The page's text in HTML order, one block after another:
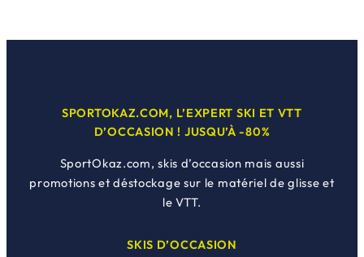
SPORTOKAZ.COM, L’EXPERT SKI ET VTT
D’OCCASION ! JUSQU’À -80%
SportOkaz.com, skis d’occasion mais aussi
promotions et déstockage sur le matériel de glisse et
le VTT.
SKIS D’OCCASION